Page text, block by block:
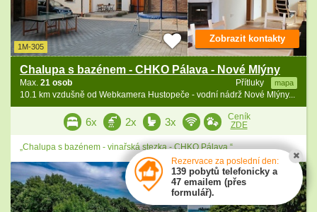
1M-305
Chalupa s bazénem - CHKO Pálava - Nové Mlýny
Přítluky mapa
Max. 21 osob
10.1 km vzdušně od Webkamera Hustopeče - vodní nádrž Nové Mlýny...
Zobrazit kontakty
6x 2x 3x
Ceník
ZDE
„Chalupa s bazénem - vinařská stezka - CHKO Pálava.“
Rezervace za poslední den:
139 pobytů telefonicky a
47 emailem (přes
formulář).